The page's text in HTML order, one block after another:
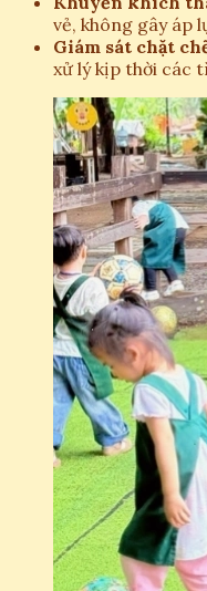
vẻ, không gây áp
Giám sát chặt
xử lý kịp thời các